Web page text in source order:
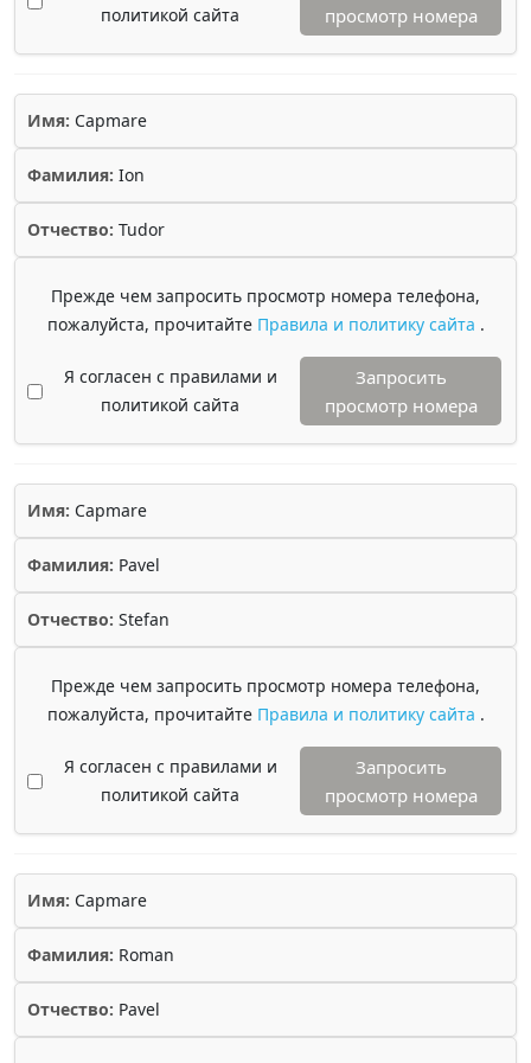
политикой сайта
просмотр номера
Имя: Capmare
Фамилия: Ion
Отчество: Tudor
Прежде чем запросить просмотр номера телефона,
пожалуйста, прочитайте Правила и политику сайта .
Я согласен с правилами и
политикой сайта
Запросить
просмотр номера
Имя: Capmare
Фамилия: Pavel
Отчество: Stefan
Прежде чем запросить просмотр номера телефона,
пожалуйста, прочитайте Правила и политику сайта .
Я согласен с правилами и
политикой сайта
Запросить
просмотр номера
Имя: Capmare
Фамилия: Roman
Отчество: Pavel